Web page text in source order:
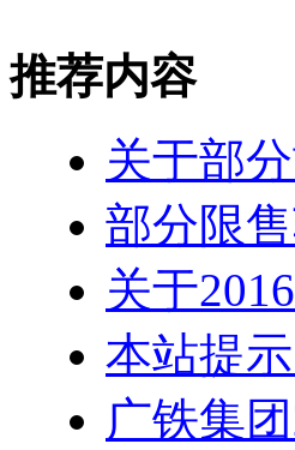
推荐内容
关于部
部分限
关于
本站提
广铁集